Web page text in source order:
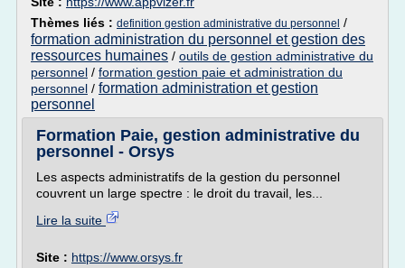
Thèmes liés : definition gestion administrative du personnel /
formation administration du personnel et gestion des
ressources humaines / outils de gestion administrative du
personnel / formation gestion paie et administration du
personnel / formation administration et gestion
personnel
Formation Paie, gestion administrative du
personnel - Orsys
Les aspects administratifs de la gestion du personnel
couvrent un large spectre : le droit du travail, les...
Lire la suite
Site : https://www.orsys.fr